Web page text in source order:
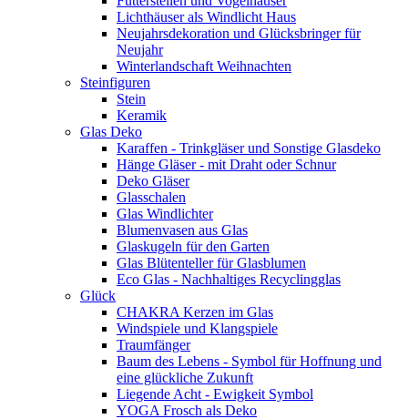
Lichthäuser als Windlicht Haus
Neujahrsdekoration und Glücksbringer für
Neujahr
Winterlandschaft Weihnachten
Steinfiguren
Stein
Keramik
Glas Deko
Karaffen - Trinkgläser und Sonstige Glasdeko
Hänge Gläser - mit Draht oder Schnur
Deko Gläser
Glasschalen
Glas Windlichter
Blumenvasen aus Glas
Glaskugeln für den Garten
Glas Blütenteller für Glasblumen
Eco Glas - Nachhaltiges Recyclingglas
Glück
CHAKRA Kerzen im Glas
Windspiele und Klangspiele
Traumfänger
Baum des Lebens - Symbol für Hoffnung und
eine glückliche Zukunft
Liegende Acht - Ewigkeit Symbol
YOGA Frosch als Deko